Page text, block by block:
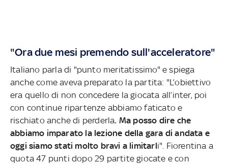
"Ora due mesi premendo sull'acceleratore"
Italiano parla di "punto meritatissimo" e spiega
anche come aveva preparato la partita: "L’obiettivo
era quello di non concedere la giocata all’inter, poi
con continue ripartenze abbiamo faticato e
rischiato anche di perderla. Ma posso dire che
abbiamo imparato la lezione della gara di andata e
oggi siamo stati molto bravi a limitarli". Fiorentina a
quota 47 punti dopo 29 partite giocate e con